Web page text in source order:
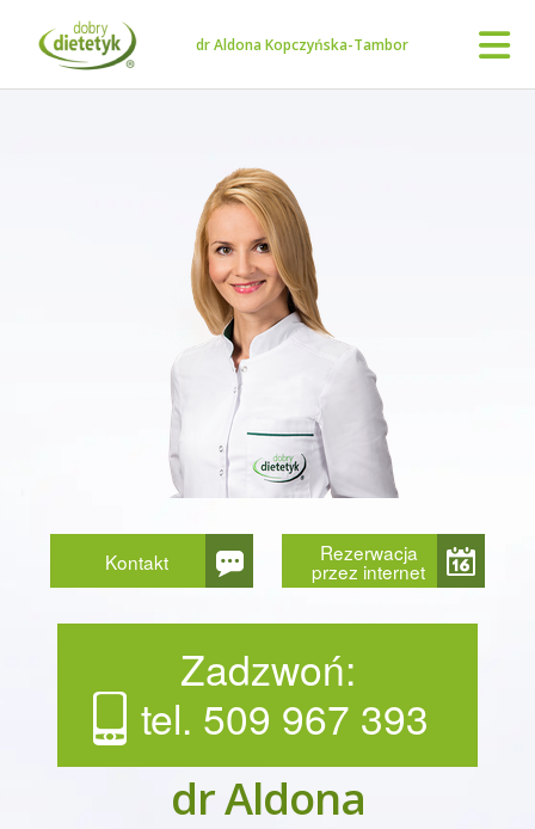
dr Aldona Kopczyńska-Tambor
Kontakt Rezerwacja
przez internet
Zadzwoń:
tel. 509 967 393
dr Aldona